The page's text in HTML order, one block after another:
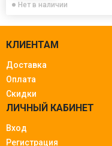
Нет в наличии
КЛИЕНТАМ
Доставка
Оплата
Скидки
ЛИЧНЫЙ КАБИНЕТ
Вход
Регистрация